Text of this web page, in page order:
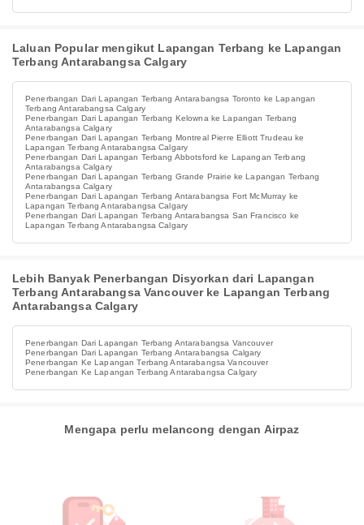
Laluan Popular mengikut Lapangan Terbang ke Lapangan
Terbang Antarabangsa Calgary
Penerbangan Dari Lapangan Terbang Antarabangsa Toronto ke Lapangan
Terbang Antarabangsa Calgary
Penerbangan Dari Lapangan Terbang Kelowna ke Lapangan Terbang
Antarabangsa Calgary
Penerbangan Dari Lapangan Terbang Montreal Pierre Elliott Trudeau ke
Lapangan Terbang Antarabangsa Calgary
Penerbangan Dari Lapangan Terbang Abbotsford ke Lapangan Terbang
Antarabangsa Calgary
Penerbangan Dari Lapangan Terbang Grande Prairie ke Lapangan Terbang
Antarabangsa Calgary
Penerbangan Dari Lapangan Terbang Antarabangsa Fort McMurray ke
Lapangan Terbang Antarabangsa Calgary
Penerbangan Dari Lapangan Terbang Antarabangsa San Francisco ke
Lapangan Terbang Antarabangsa Calgary
Lebih Banyak Penerbangan Disyorkan dari Lapangan
Terbang Antarabangsa Vancouver ke Lapangan Terbang
Antarabangsa Calgary
Penerbangan Dari Lapangan Terbang Antarabangsa Vancouver
Penerbangan Dari Lapangan Terbang Antarabangsa Calgary
Penerbangan Ke Lapangan Terbang Antarabangsa Vancouver
Penerbangan Ke Lapangan Terbang Antarabangsa Calgary
Mengapa perlu melancong dengan Airpaz